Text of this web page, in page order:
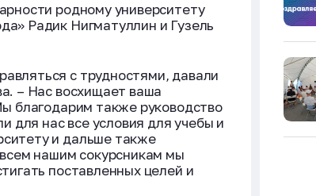
родному университету
Радик Нигматуллин и Гузель
с трудностями, давали
– Нас восхищает ваша
благодарим также руководство
для нас все условия для учебы и
и дальше также
нашим сокурсникам мы
поставленных целей и